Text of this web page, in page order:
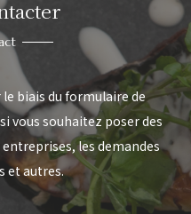
biais du formulaire de
vous souhaitez poser des
les demandes
et autres.